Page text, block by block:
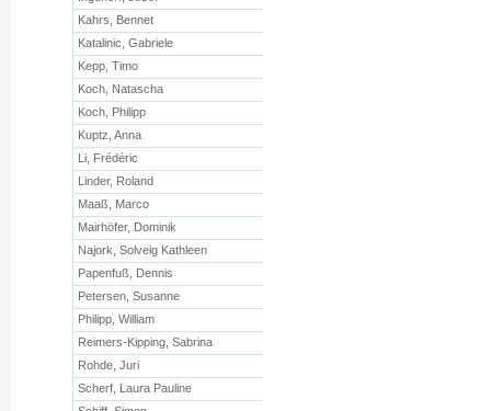
Kahrs, Bennet
Katalinic, Gabriele
Kepp, Timo
Koch, Natascha
Koch, Philipp
Kuptz, Anna
Li, Frédéric
Linder, Roland
Maaß, Marco
Mairhöfer, Dominik
Najork, Solveig Kathleen
Papenfuß, Dennis
Petersen, Susanne
Philipp, William
Reimers-Kipping, Sabrina
Rohde, Juri
Scherf, Laura Pauline